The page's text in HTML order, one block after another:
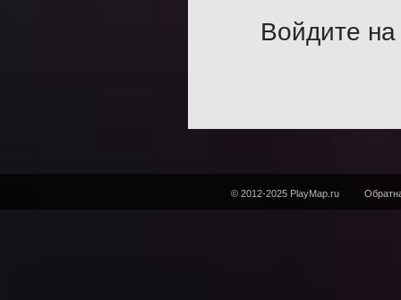
Войдите на
© 2012-2025 PlayMap.ru